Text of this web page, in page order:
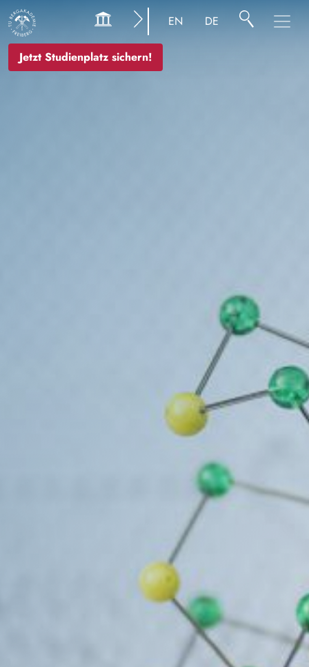
Jetzt Studienplatz sichern!
EN DE
Image